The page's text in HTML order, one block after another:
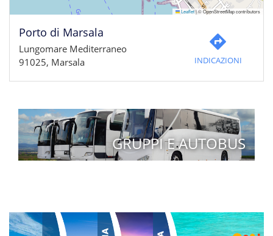
Leaflet|© OpenStreetMap contributors
Porto di Marsala
Lungomare Mediterraneo
91025, Marsala
INDICAZIONI
GRUPPI E AUTOBUS